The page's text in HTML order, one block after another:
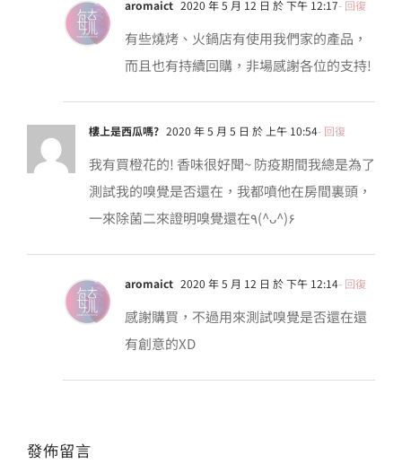
aromaict 2020 年 5 月 12 日 於 下午 12:17- 回復
有些燒烤、火鍋店有使用我們家的產品，
而且也有持續回購，非場感謝各位的支持!
樓上是西瓜嗎? 2020 年 5 月 5 日 於 上午 10:54- 回復
我有買橙花的! 香味很好聞~ 防疫期間我總是為了
測試我的嗅覺是否還在，我都噴他在房間裏頭，
一來除菌二來證明嗅覺還在٩(^ᴗ^)۶
aromaict 2020 年 5 月 12 日 於 下午 12:14- 回復
感謝購買，不過用來測試嗅覺是否還在還
有創意的XD
發佈留言